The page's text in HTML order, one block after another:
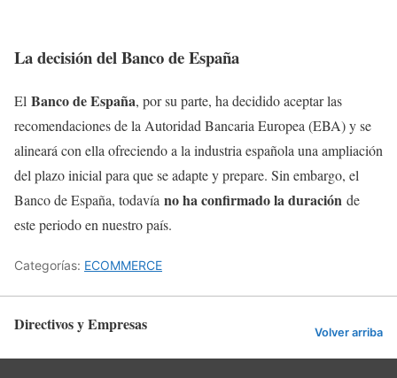
La decisión del Banco de España
El Banco de España, por su parte, ha decidido aceptar las
recomendaciones de la Autoridad Bancaria Europea (EBA) y se
alineará con ella ofreciendo a la industria española una ampliación
del plazo inicial para que se adapte y prepare. Sin embargo, el
Banco de España, todavía no ha confirmado la duración de
este periodo en nuestro país.
Categorías: ECOMMERCE
Directivos y Empresas Volver arriba